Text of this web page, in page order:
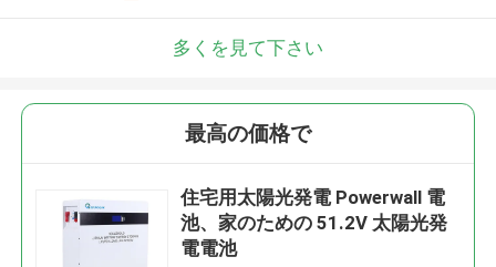
多くを見て下さい
最高の価格で
住宅用太陽光発電 Powerwall 電
池、家のための 51.2V 太陽光発
電電池